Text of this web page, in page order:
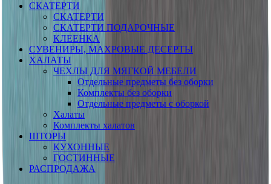
СКАТЕРТИ
СКАТЕРТИ
СКАТЕРТИ ПОДАРОЧНЫЕ
КЛЕЕНКА
СУВЕНИРЫ, МАХРОВЫЕ ДЕСЕРТЫ
ХАЛАТЫ
ЧЕХЛЫ ДЛЯ МЯГКОЙ МЕБЕЛИ
Отдельные предметы без оборки
Комплекты без оборки
Отдельные предметы с оборкой
Халаты
Комплекты халатов
ШТОРЫ
КУХОННЫЕ
ГОСТИННЫЕ
РАСПРОДАЖА